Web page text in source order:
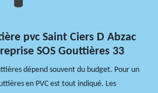
pvc Saint Ciers D Abzac
SOS Gouttières 33
dépend souvent du budget. Pour un
en PVC est tout indiqué. Les